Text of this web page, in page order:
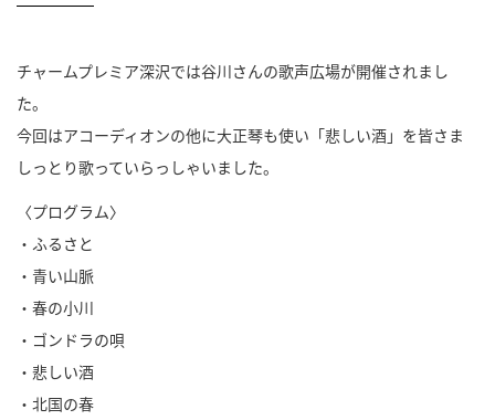
チャームプレミア深沢では谷川さんの歌声広場が開催されまし
た。
今回はアコーディオンの他に大正琴も使い「悲しい酒」を皆さま
しっとり歌っていらっしゃいました。
〈プログラム〉
・ふるさと
・青い山脈
・春の小川
・ゴンドラの唄
・悲しい酒
・北国の春